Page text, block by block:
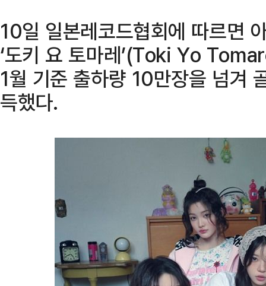
10일 일본레코드협회에 따르면
‘도키 요 토마레’(Toki Yo
1월 기준 출하량 10만장을 넘겨
득했다.